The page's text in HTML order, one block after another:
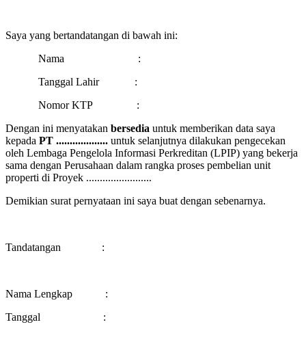
Saya yang bertandatangan di bawah ini:
Nama :
Tanggal Lahir :
Nomor KTP :
Dengan ini menyatakan bersedia untuk memberikan data saya
kepada PT ................... untuk selanjutnya dilakukan pengecekan
oleh Lembaga Pengelola Informasi Perkreditan (LPIP) yang bekerja
sama dengan Perusahaan dalam rangka proses pembelian unit
properti di Proyek ........................
Demikian surat pernyataan ini saya buat dengan sebenarnya.
Tandatangan :
Nama Lengkap :
Tanggal :